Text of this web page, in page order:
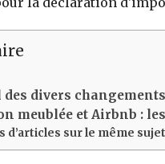
des divers
meublée et Airbnb :
d’articles sur le même